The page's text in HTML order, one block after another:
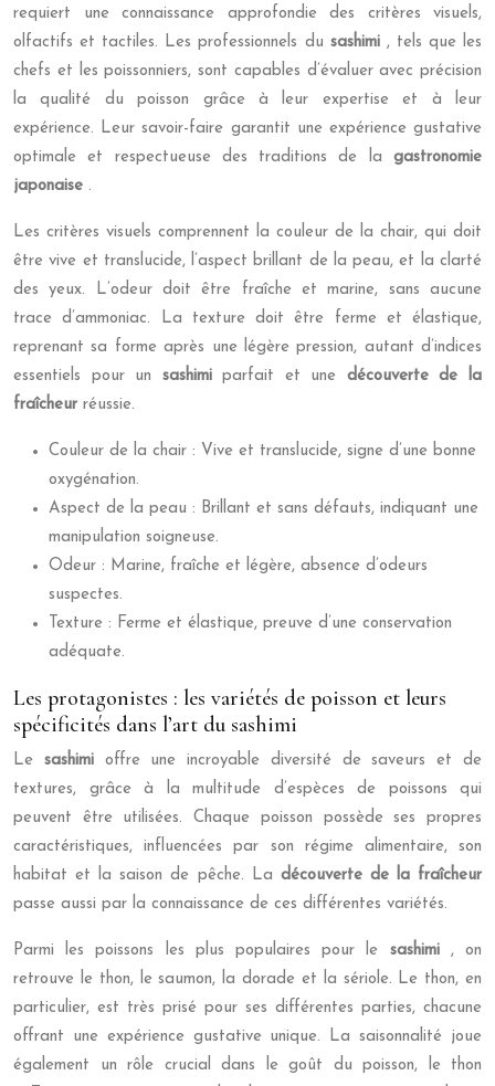
requiert une connaissance approfondie des critères visuels,
olfactifs et tactiles. Les professionnels du sashimi , tels que les
chefs et les poissonniers, sont capables d’évaluer avec précision
la qualité du poisson grâce à leur expertise et à leur
expérience. Leur savoir-faire garantit une expérience gustative
optimale et respectueuse des traditions de la gastronomie
japonaise .
Les critères visuels comprennent la couleur de la chair, qui doit
être vive et translucide, l’aspect brillant de la peau, et la clarté
des yeux. L’odeur doit être fraîche et marine, sans aucune
trace d’ammoniac. La texture doit être ferme et élastique,
reprenant sa forme après une légère pression, autant d’indices
essentiels pour un sashimiparfait et une découverte de la
fraîcheur réussie.
Couleur de la chair : Vive et translucide, signe d’une bonne
oxygénation.
Aspect de la peau : Brillant et sans défauts, indiquant une
manipulation soigneuse.
Odeur : Marine, fraîche et légère, absence d’odeurs
suspectes.
Texture : Ferme et élastique, preuve d’une conservation
adéquate.
Les protagonistes : les variétés de poisson et leurs
spécificités dans l’art du sashimi
Le sashimi offre une incroyable diversité de saveurs et de
textures, grâce à la multitude d’espèces de poissons qui
peuvent être utilisées. Chaque poisson possède ses propres
caractéristiques, influencées par son régime alimentaire, son
habitat et la saison de pêche. La découverte de la fraîcheur
passe aussi par la connaissance de ces différentes variétés.
Parmi les poissons les plus populaires pour le sashimi , on
retrouve le thon, le saumon, la dorade et la sériole. Le thon, en
particulier, est très prisé pour ses différentes parties, chacune
offrant une expérience gustative unique. La saisonnalité joue
également un rôle crucial dans le goût du poisson, le thon